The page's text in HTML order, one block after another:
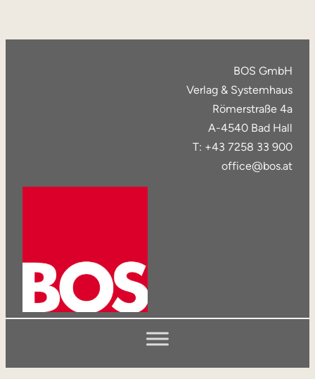
BOS GmbH
Verlag & Systemhaus
Römerstraße 4a
A-4540 Bad Hall
T: +43 7258 33 900
office@bos.at